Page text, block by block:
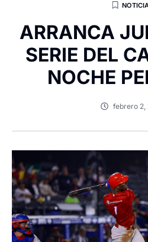
ARRANCA
SERIE DEL
NOCHE
febrero 2,